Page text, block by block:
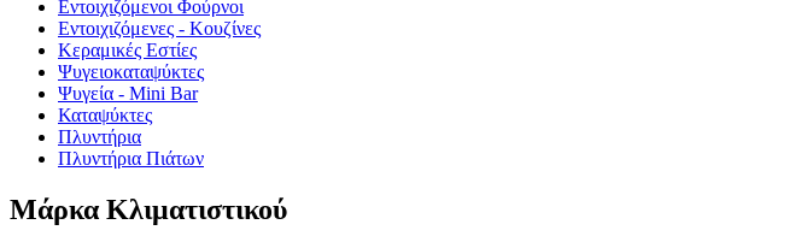
Εντοιχιζόμενοι Φούρνοι
Εντοιχιζόμενες - Κουζίνες
Κεραμικές Εστίες
Ψυγειοκαταψύκτες
Ψυγεία - Mini Bar
Καταψύκτες
Πλυντήρια
Πλυντήρια Πιάτων
Μάρκα Κλιματιστικού